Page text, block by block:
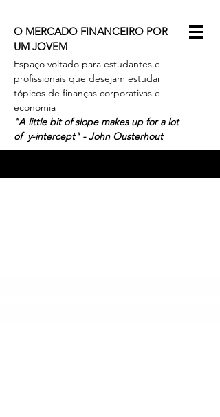
O MERCADO FINANCEIRO POR
UM JOVEM
Espaço voltado para estudantes e
profissionais que desejam estudar
tópicos de finanças corporativas e
economia
"A little bit of slope makes up for a lot
of y-intercept" - John Ousterhout